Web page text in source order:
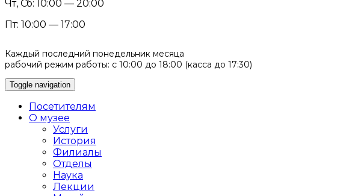
Чт, Сб: 10:00 — 20:00
Пт: 10:00 — 17:00
Каждый последний понедельник месяца
рабочий режим работы: с 10:00 до 18:00 (касса до 17:30)
Toggle navigation
Посетителям
О музее
Услуги
История
Филиалы
Отделы
Наука
Лекции